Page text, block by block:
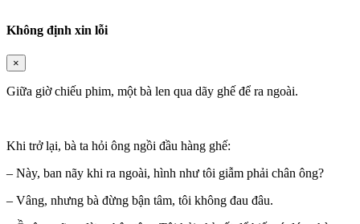
Không định xin lỗi
×
Giữa giờ chiếu phim, một bà len qua dãy ghế để ra ngoài.
Khi trở lại, bà ta hỏi ông ngồi đầu hàng ghế:
– Này, ban nãy khi ra ngoài, hình như tôi giẫm phải chân ông?
– Vâng, nhưng bà đừng bận tâm, tôi không đau đâu.